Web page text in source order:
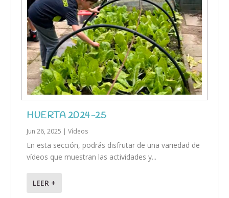
HUERTA 2024-25
Jun 26, 2025 |Vídeos
En esta sección, podrás disfrutar de una variedad de
vídeos que muestran las actividades y...
LEER +